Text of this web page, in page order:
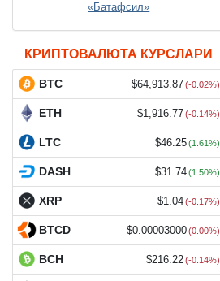
«Батафсил»
КРИПТОВАЛЮТА КУРСЛАРИ
BTC $64,913.87 (-0.02%)
ETH $1,916.77 (-0.14%)
LTC $46.25 (1.61%)
DASH $31.74 (1.50%)
XRP $1.04 (-0.17%)
BTCD $0.00003000 (0.00%)
BCH $216.22 (-0.14%)